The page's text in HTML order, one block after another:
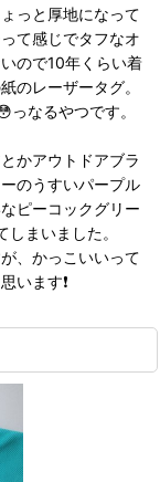
っと厚地になって
て感じでタフなオ
ので10年くらい着
のレーザータグ。
なるやつです。
かアウトドアブラ
のうすいパープル
ピーコックグリー
まいました。
、かっこいいって
います❗